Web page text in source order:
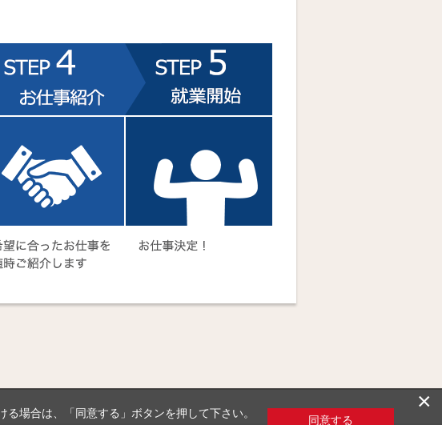
×
場合は、「同意する」ボタンを押して下さい。
同意する